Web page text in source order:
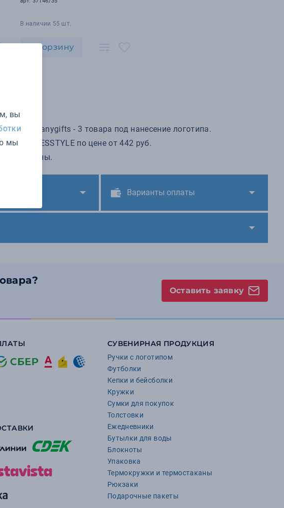
В наличии 55 шт.
В корзину
Toomanygifts - 3 товара под нанесение логотипа.
от ACCESSTYLE по цене от 442 руб.
страны.
заказ Варианты оплаты
Оставить заявку
СУВЕНИРНАЯ ПРОДУКЦИЯ
Ручки с логотипом
Футболки
Кепки и бейсболки
Кружки
Сумки для покупок
Толстовки
Ежедневники
Бутылки для воды
Блокноты
Упаковка
Термокружки и термостаканы
Рюкзаки
Подарочные пакеты
вы
мы